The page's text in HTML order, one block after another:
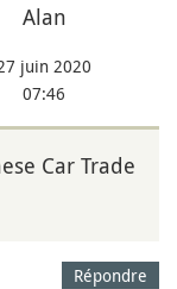
Alan
juin 2020
07:46
Car Trade
Répondre